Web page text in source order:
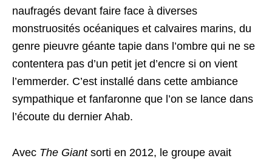
naufragés devant faire face à diverses
monstruosités océaniques et calvaires marins, du
genre pieuvre géante tapie dans l’ombre qui ne se
contentera pas d’un petit jet d’encre si on vient
l’emmerder. C’est installé dans cette ambiance
sympathique et fanfaronne que l’on se lance dans
l’écoute du dernier Ahab.
Avec The Giantsorti en 2012, le groupe avait